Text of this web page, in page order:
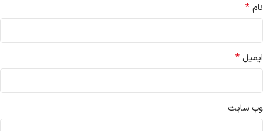
نام *
ایمیل *
وب‌ سایت